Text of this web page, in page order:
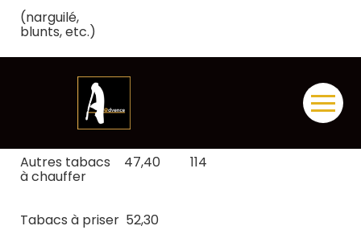
(narguilé,
blunts, etc.)
Tabacs à
commercialisés
en bâtonnets
47,40
Autres tabacs
à chauffer
47,40 114
Tabacs à priser 52,30